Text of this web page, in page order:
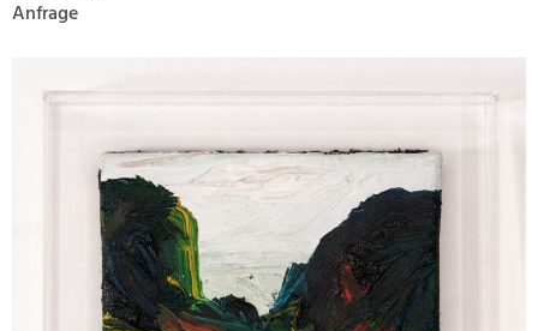
Anfrage